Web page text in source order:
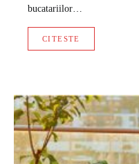
bucatariilor…
CITESTE